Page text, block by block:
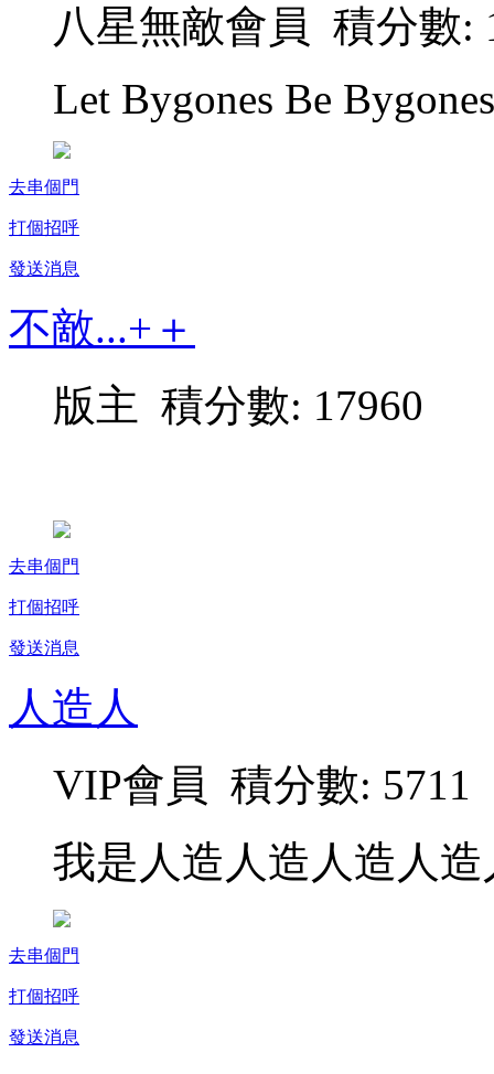
八星無敵會員 積分數:
Let Bygones Be Bygones
去串個門
打個招呼
發送消息
不敵...+＋
版主 積分數: 17960
去串個門
打個招呼
發送消息
人造人
VIP會員 積分數: 5711
我是人造人造人造人造
去串個門
打個招呼
發送消息